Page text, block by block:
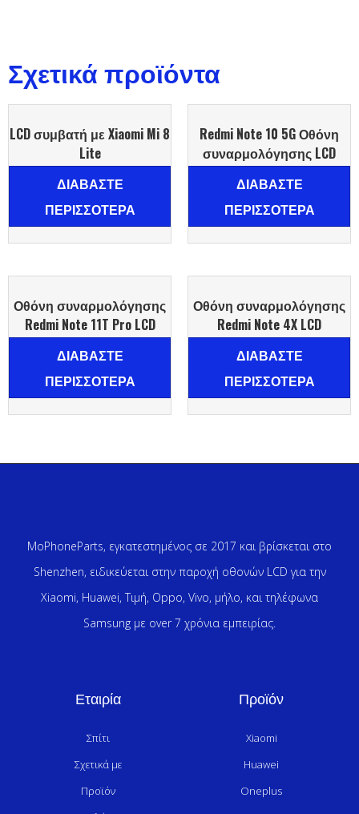
Σχετικά προϊόντα
LCD συμβατή με Xiaomi Mi 8
Lite
ΔΙΑΒΆΣΤΕ
ΠΕΡΙΣΣΌΤΕΡΑ
Redmi Note 10 5G Οθόνη
συναρμολόγησης LCD
ΔΙΑΒΆΣΤΕ
ΠΕΡΙΣΣΌΤΕΡΑ
Οθόνη συναρμολόγησης
Redmi Note 11T Pro LCD
ΔΙΑΒΆΣΤΕ
ΠΕΡΙΣΣΌΤΕΡΑ
Οθόνη συναρμολόγησης
Redmi Note 4X LCD
ΔΙΑΒΆΣΤΕ
ΠΕΡΙΣΣΌΤΕΡΑ
MoPhoneParts, εγκατεστημένος σε 2017 και βρίσκεται στο
Shenzhen, ειδικεύεται στην παροχή οθονών LCD για την
Xiaomi, Huawei, Τιμή, Oppo, Vivo, μήλο, και τηλέφωνα
Samsung με over 7 χρόνια εμπειρίας.
Εταιρία
Σπίτι
Σχετικά με
Προϊόν
Προϊόν
Xiaomi
Huawei
Oneplus